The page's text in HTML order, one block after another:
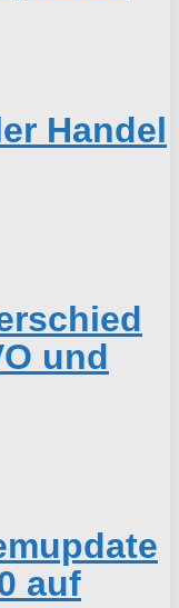
Handel
und
auf